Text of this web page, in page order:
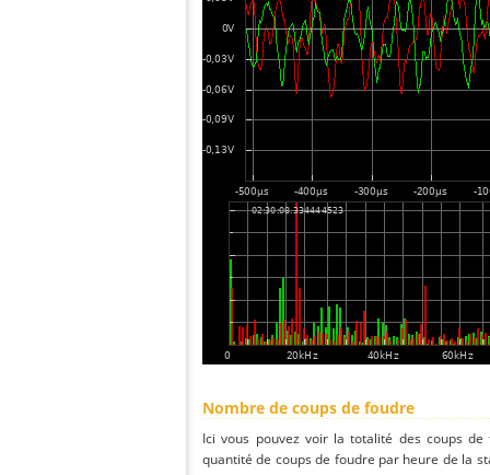
Nombre de coups de foudre
Ici vous pouvez voir la totalité des coups
quantité de coups de foudre par heure de la